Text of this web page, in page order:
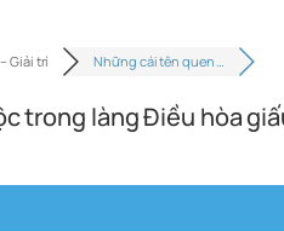
Giải trí Những cái tên quen …
trong làng Điều hòa